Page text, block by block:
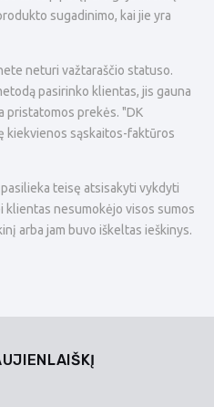
sugadinimo, kai jie yra
neturi važtaraščio statuso.
pasirinko klientas, jis gauna
pristatomos prekės. "DK
kiekvienos sąskaitos-faktūros
teisę atsisakyti vykdyti
klientas nesumokėjo visos sumos
arba jam buvo iškeltas ieškinys.